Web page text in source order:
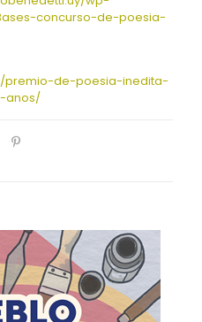
concurso-de-poesia-
premio-de-poesia-inedita-
anos/